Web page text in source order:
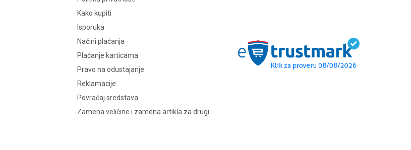
Kako kupiti
Isporuka
Načini plaćanja
Plaćanje karticama
Pravo na odustajanje
Reklamacije
Povraćaj sredstava
Zamena veličine i zamena artikla za drugi